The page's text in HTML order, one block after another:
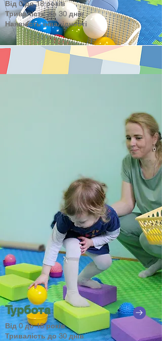
Від 0 до 18 років
Тривалість до 30 днів
Наявність інвалідності
Турбота
Від 0 до 18 років
Тривалість до 30 днів